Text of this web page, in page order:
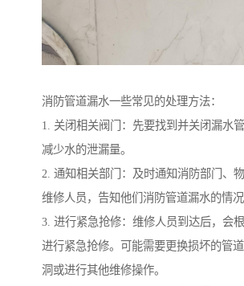
消防管道漏水一些常见的处理方法：
1. 关闭相关阀门：先要找到并关闭漏水
减少水的泄漏量。
2. 通知相关部门：及时通知消防部门、
维修人员，告知他们消防管道漏水的情况
3. 进行紧急抢修：维修人员到达后，会
进行紧急抢修。可能需要更换损坏的管
洞或进行其他维修操作。